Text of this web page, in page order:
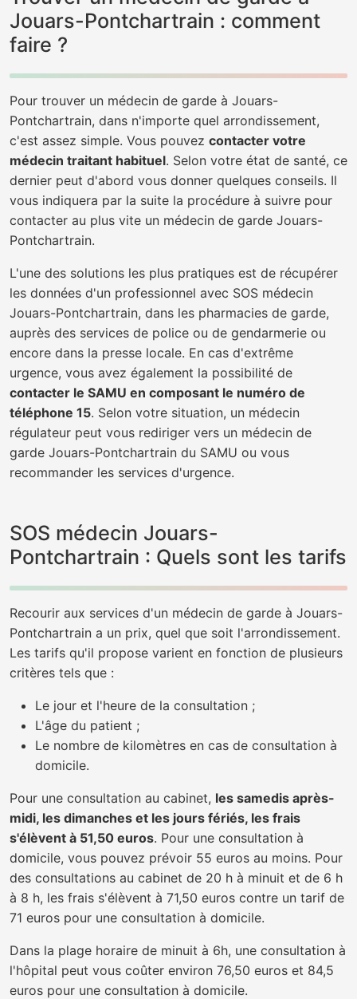
Jouars-Pontchartrain : comment
faire ?
Pour trouver un médecin de garde à Jouars-
Pontchartrain, dans n'importe quel arrondissement,
c'est assez simple. Vous pouvez contacter votre
médecin traitant habituel. Selon votre état de santé, ce
dernier peut d'abord vous donner quelques conseils. Il
vous indiquera par la suite la procédure à suivre pour
contacter au plus vite un médecin de garde Jouars-
Pontchartrain.
L'une des solutions les plus pratiques est de récupérer
les données d'un professionnel avec SOS médecin
Jouars-Pontchartrain, dans les pharmacies de garde,
auprès des services de police ou de gendarmerie ou
encore dans la presse locale. En cas d'extrême
urgence, vous avez également la possibilité de
contacter le SAMU en composant le numéro de
téléphone 15. Selon votre situation, un médecin
régulateur peut vous rediriger vers un médecin de
garde Jouars-Pontchartrain du SAMU ou vous
recommander les services d'urgence.
SOS médecin Jouars-
Pontchartrain : Quels sont les tarifs
Recourir aux services d'un médecin de garde à Jouars-
Pontchartrain a un prix, quel que soit l'arrondissement.
Les tarifs qu'il propose varient en fonction de plusieurs
critères tels que :
Le jour et l'heure de la consultation ;
L'âge du patient ;
Le nombre de kilomètres en cas de consultation à
domicile.
Pour une consultation au cabinet, les samedis après-
midi, les dimanches et les jours fériés, les frais
s'élèvent à 51,50 euros. Pour une consultation à
domicile, vous pouvez prévoir 55 euros au moins. Pour
des consultations au cabinet de 20 h à minuit et de 6 h
à 8 h, les frais s'élèvent à 71,50 euros contre un tarif de
71 euros pour une consultation à domicile.
Dans la plage horaire de minuit à 6h, une consultation à
l'hôpital peut vous coûter environ 76,50 euros et 84,5
euros pour une consultation à domicile.